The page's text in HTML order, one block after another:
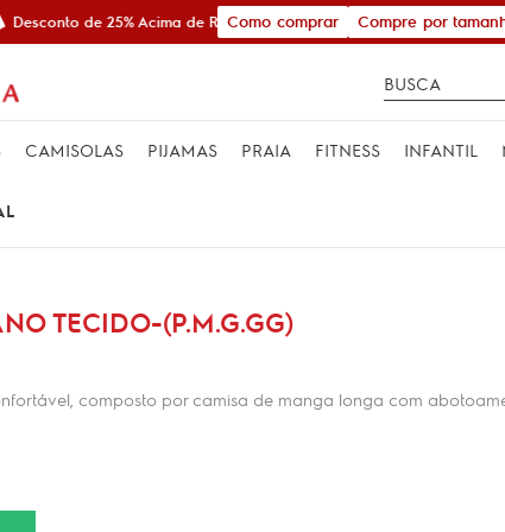
Desconto de 25% Acima de R$ 600,00Como comprar Compre por
CAMISOLAS PIJAMAS PRAIA FITNESS INFANTIL
TECIDO-(P.M.G.GG)
composto por camisa de manga longa com